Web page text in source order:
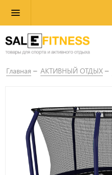
Главная АКТИВНЫЙ ОТДЫХ